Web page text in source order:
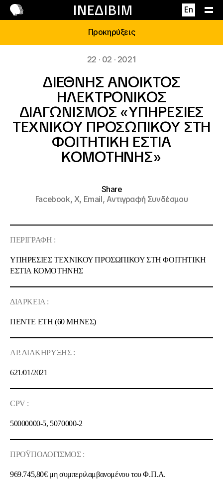
ΙΝΕΔΙΒΙΜ En
Επικοινωνία
Προκηρύξεις
22 · 02 · 2021
ΔΙΕΘΝΗΣ ΑΝΟΙΚΤΟΣ
ΗΛΕΚΤΡΟΝΙΚΟΣ
ΔΙΑΓΩΝΙΣΜΟΣ «ΥΠΗΡΕΣΙΕΣ
ΤΕΧΝΙΚΟΥ ΠΡΟΣΩΠΙΚΟΥ ΣΤΗ
ΦΟΙΤΗΤΙΚΗ ΕΣΤΙΑ
ΚΟΜΟΤΗΝΗΣ»
Share
Facebook,X, Email,Αντιγραφή Συνδέσμου
ΠΕΡΙΓΡΑΦΗ :
ΥΠΗΡΕΣΙΕΣ ΤΕΧΝΙΚΟΥ ΠΡΟΣΩΠΙΚΟΥ ΣΤΗ ΦΟΙΤΗΤΙΚΗ
ΕΣΤΙΑ ΚΟΜΟΤΗΝΗΣ
ΔΙΑΡΚΕΙΑ :
ΠΕΝΤΕ ΕΤΗ (60 ΜΗΝΕΣ)
ΑΡ. ΔΙΑΚΗΡΥΞΗΣ :
621/01/2021
CPV :
50000000-5, 5070000-2
ΠΡΟΫΠΟΛΟΓΙΣΜΟΣ :
969.745,80€ μη συμπεριλαμβανομένου του Φ.Π.Α.